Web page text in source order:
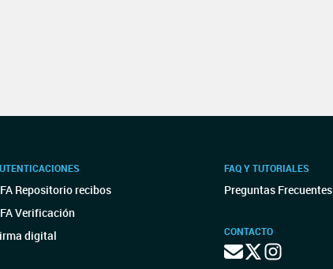
Repositorio recibos
Verificación
digital
FAQ Y TUTORIALES
Preguntas Frecuentes
CONTACTO